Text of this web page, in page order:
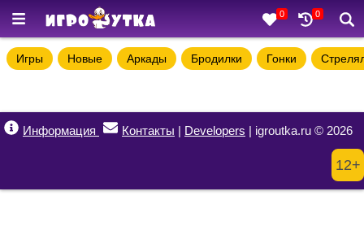
0 0
Игры Новые Аркады Бродилки Гонки
Информация Контакты | Developers | igroutka.ru © 2026
12+